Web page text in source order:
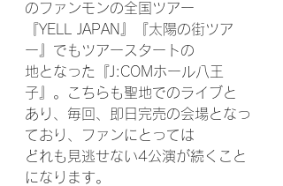
のファンモンの全国ツアー
『YELL JAPAN』『太陽の街ツア
ー』でもツアースタートの
地となった『J:COMホール八王
子』。こちらも聖地でのライブと
あり、毎回、即日完売の会場となっ
ており、ファンにとっては
どれも見逃せない4公演が続くこと
になります。